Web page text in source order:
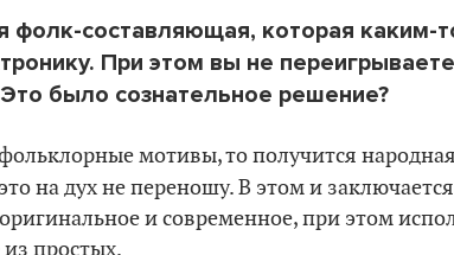
фолк-составляющая, которая каким-
При этом вы не
было сознательное решение?
мотивы, то получится
на дух не переношу. В этом и
и современное, при этом
простых.